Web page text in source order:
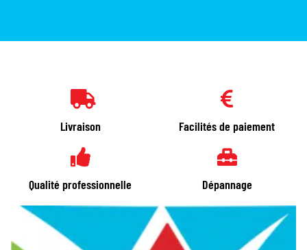
Livraison Facilités de paiement
Qualité professionnelle Dépannage